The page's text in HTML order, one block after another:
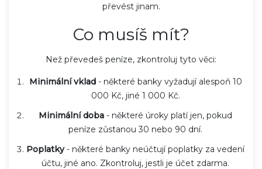
převést jinam.
Co musíš mít?
Než převedeš peníze, zkontroluj tyto věci:
Minimální vklad- některé banky vyžadují alespoň 10
000 Kč, jiné 1 000 Kč.
Minimální doba - některé úroky platí jen, pokud
peníze zůstanou 30 nebo 90 dní.
Poplatky- některé banky neúčtují poplatky za vedení
účtu, jiné ano. Zkontroluj, jestli je účet zdarma.